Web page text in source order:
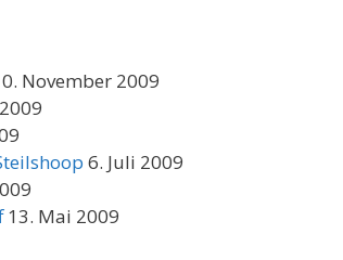
November 2009
6. Juli 2009
13. Mai 2009